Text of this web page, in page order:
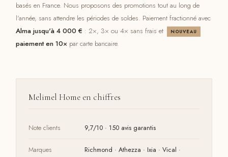
basés en France. Nous proposons des promotions tout au long de
l'année, sans attendre les périodes de soldes. Paiement fractionné avec
Alma jusqu'à 4 000 € : 2×, 3× ou 4× sans frais et NOUVEAU
paiement en 10× par carte bancaire.
Melimel Home en chiffres
Note clients 9,7/10 · 150 avis garantis
Marques
Richmond · Athezza · Ixia · Vical ·